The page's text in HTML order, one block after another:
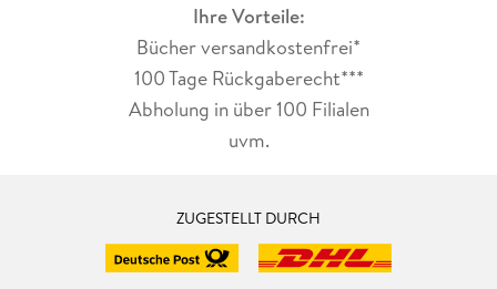
Ihre Vorteile:
Bücher versandkostenfrei*
100 Tage Rückgaberecht***
Abholung in über 100 Filialen
uvm.
ZUGESTELLT DURCH